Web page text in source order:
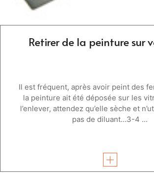
Retirer de la peinture sur
Il est fréquent, après avoir peint des
la peinture ait été déposée sur les
l’enlever, attendez qu’elle sèche et
pas de diluant…3-4 ...